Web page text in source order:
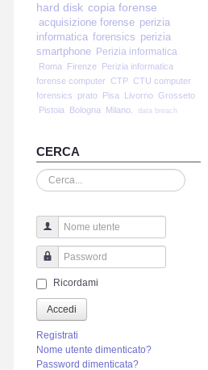
hard disk copia forense
acquisizione forense perizia
informatica forensics perizia
smartphone Perizia informatica
Roma Firenze Perizia informatica
forense computer CTP CTU computer
forensics
prato Pisa Livorno Grosseto
Pistoia
Bologna Milano. data breach
CERCA
Cerca...
Nome utente
Password
Ricordami
Accedi
Registrati
Nome utente dimenticato?
Password dimenticata?